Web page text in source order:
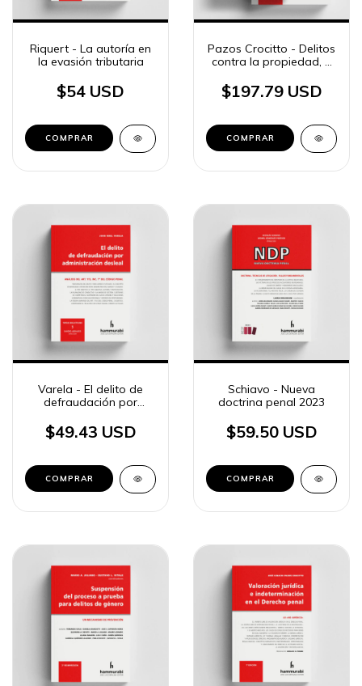
Riquert - La autoría en
la evasión tributaria
$54 USD
COMPRAR
Pazos Crocitto - Delitos
contra la propiedad, 2
$197.79 USD
COMPRAR
Varela - El delito de
defraudación por
$49.43 USD
COMPRAR
Schiavo - Nueva
doctrina penal 2023
$59.50 USD
COMPRAR